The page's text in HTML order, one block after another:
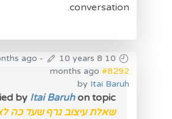
conversation.
10 years 8 months ago
-
10 years 8
months ago #8292
by Itai Baruh
by Itai Baruhon topic
שאלת עיצוב גרף שעד כה